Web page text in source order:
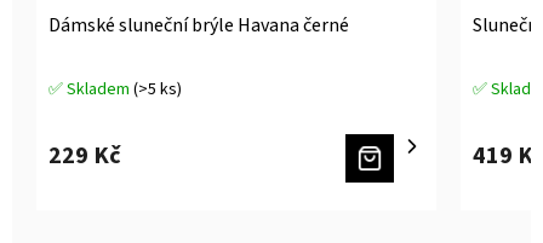
Dámské sluneční brýle Havana černé
Průměrné
je
✅ Skladem (>5 ks)
229 Kč
Průměrné
je
✅
419